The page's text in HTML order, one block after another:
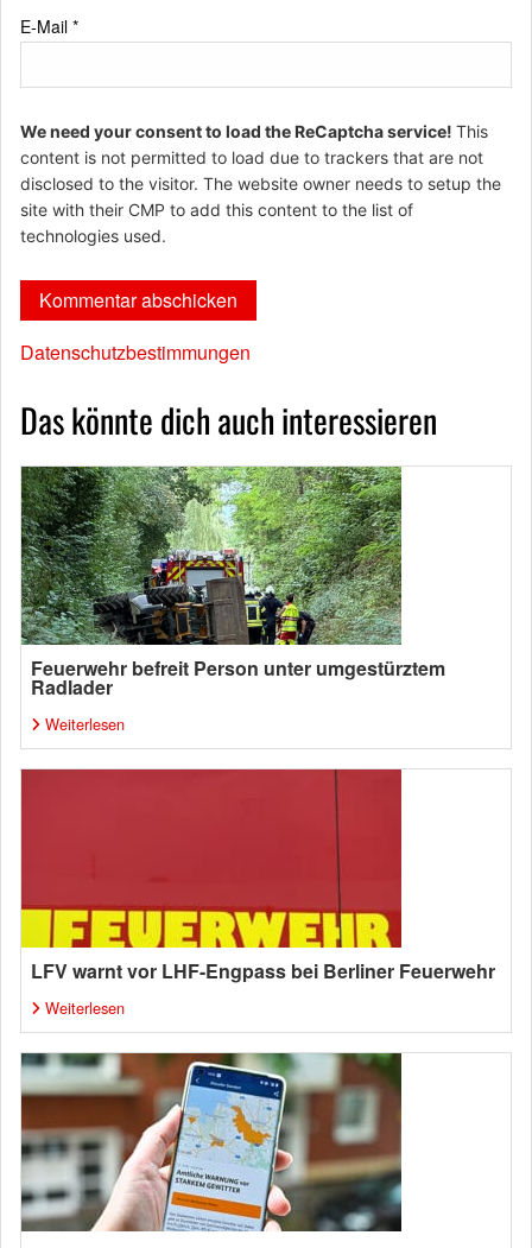
E-Mail *
We need your consent to load the ReCaptcha service! This
content is not permitted to load due to trackers that are not
disclosed to the visitor. The website owner needs to setup the
site with their CMP to add this content to the list of
technologies used.
Datenschutzbestimmungen
Das könnte dich auch interessieren
Feuerwehr befreit Person unter umgestürztem
Radlader
Weiterlesen
LFV warnt vor LHF-Engpass bei Berliner Feuerwehr
Weiterlesen